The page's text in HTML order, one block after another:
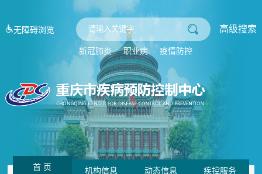
无障碍浏览 高级搜索
新冠肺炎 职业病 疫情防控
首 页 机构信息 动态信息 疾控服务